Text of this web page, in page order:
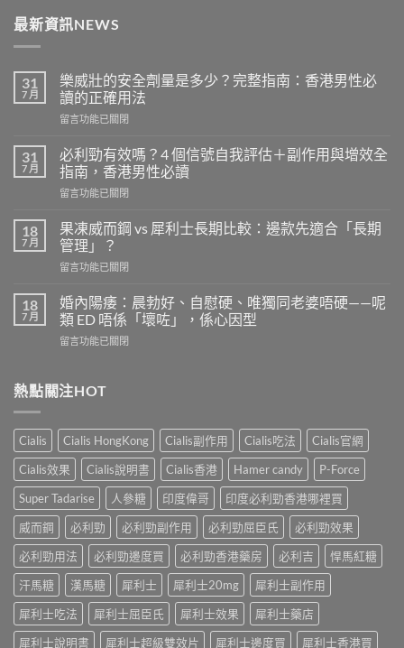
最新資訊NEWS
31
7 月
樂威壯的安全劑量是多少？完整指南：香港男性必
讀的正確用法
在
威
壯
的
安
劑
量
是
多
完
整
南：
男
讀
的
正
確
用
法〉
留言功能已關閉
31
7 月
必利勁有效嗎？4 個信號自我評估＋副作用與增效全
指南，香港男性必讀
在
利
勁
有
效
4
個
信
號
評
副
作
用
與
增
效
指
南，
香
男
性
必
留言功能已關閉
18
7 月
果凍威而鋼 vs 犀利士長期比較：邊款先適合「長期
管理」？
在
凍
威
而
鋼
利
期
比
較：
邊
款
先
合
「長
期
理」？〉
中
留言功能已關閉
18
7 月
婚內陽痿：晨勃好、自慰硬、唯獨同老婆唔硬——呢
類 ED 唔係「壞咗」，係心因型
在
陽
痿：
勃
好、
自
慰
硬、
唯
同
老
婆
硬
——
呢
留言功能已關閉
熱點關注HOT
Cialis Cialis HongKong Cialis副作用 Cialis吃法
Cialis官網
Cialis效果
Cialis說明書 Cialis香港 Hamer candy
P-Force
Super Tadarise
人參糖 印度偉哥
印度必利勁香港哪裡買
威而鋼
必利勁 必利勁副作用 必利勁屈臣氏
必利勁效果
必利勁用法
必利勁邊度買 必利勁香港藥房 必利吉
悍馬紅糖
汗馬糖
漢馬糖 犀利士 犀利士20mg
犀利士副作用
犀利士吃法
犀利士屈臣氏 犀利士效果
犀利士藥店
犀利士說明書
犀利士超級雙效片 犀利士邊度買 犀利士香港買